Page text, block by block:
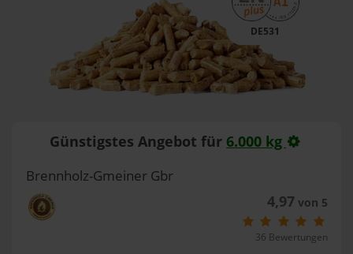
DE531
Günstigstes Angebot für 6.000 kg
Brennholz-Gmeiner Gbr
4,97von 5
36 Bewertungen